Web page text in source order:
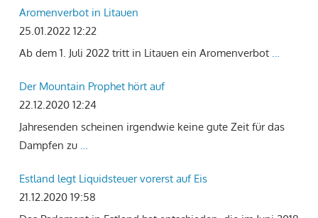
Aromenverbot in Litauen
25.01.2022 12:22
Ab dem 1. Juli 2022 tritt in Litauen ein Aromenverbot …
Der Mountain Prophet hört auf
22.12.2020 12:24
Jahresenden scheinen irgendwie keine gute Zeit für das
Dampfen zu …
Estland legt Liquidsteuer vorerst auf Eis
21.12.2020 19:58